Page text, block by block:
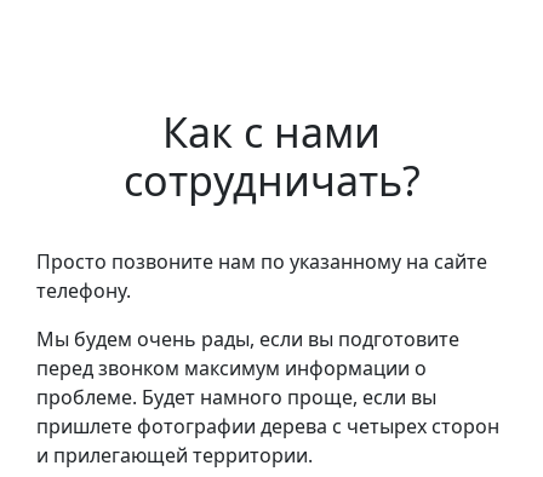
Как с нами
сотрудничать?
Просто позвоните нам по указанному на сайте
телефону.
Мы будем очень рады, если вы подготовите
перед звонком максимум информации о
проблеме. Будет намного проще, если вы
пришлете фотографии дерева с четырех сторон
и прилегающей территории.